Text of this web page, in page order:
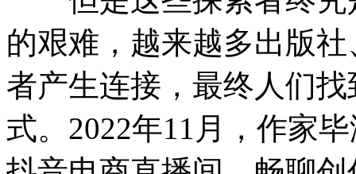
的艰难，越来越多出版
者产生连接，最终人们
式。2022年11月，作家